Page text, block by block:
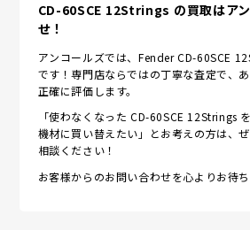
CD-60SCE 12Strings の買取はア
せ！
アンコールズでは、Fender CD-60SCE
です！専門店ならではの丁寧な査定で、
正確に評価します。
「使わなくなった CD-60SCE 12Strings
機材に買い替えたい」とお考えの方は、
相談ください！
お客様からのお問い合わせを心よりお待